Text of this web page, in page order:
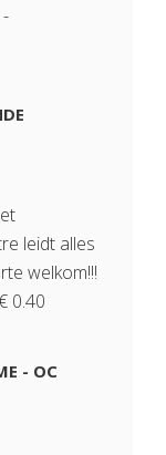
leidt alles
welkom!!!
0.40
- OC